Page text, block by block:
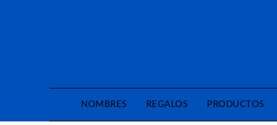
NOMBRES REGALOS PRODUCTOS